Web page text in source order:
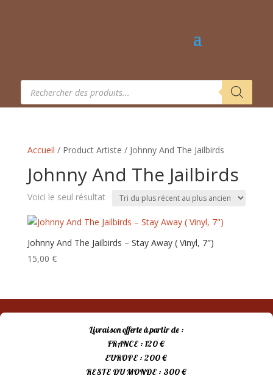
Recherche
produits
Accueil / Product Artiste / Johnny And The Jailbirds
Johnny And The Jailbirds
Voici le seul résultat
Johnny And The Jailbirds – Stay Away ( Vinyl, 7″)
15,00 €
Livraison offerte à partir de :
FRANCE : 120 €
EUROPE : 200 €
RESTE DU MONDE : 300 €